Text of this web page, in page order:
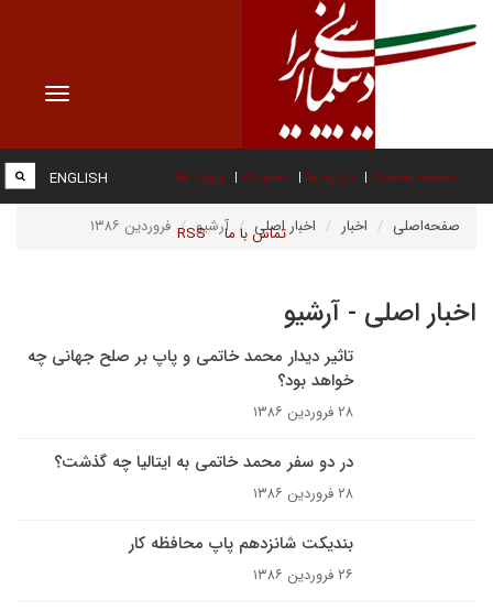
Toggle
صفحه نخست درباره ما عضویت پیوند ها
تماس با ما RSS
ENGLISH
صفحه‌اصلی اخبار اخبار اصلی آرشیو فروردین ۱۳۸۶
اخبار اصلی - آرشیو
تاثیر دیدار محمد خاتمی و پاپ بر صلح جهانی چه
خواهد بود؟
۲۸ فروردین ۱۳۸۶
در دو سفر محمد خاتمی به ایتالیا چه گذشت؟
۲۸ فروردین ۱۳۸۶
بندیکت شانزدهم پاپ محافظه کار
۲۶ فروردین ۱۳۸۶